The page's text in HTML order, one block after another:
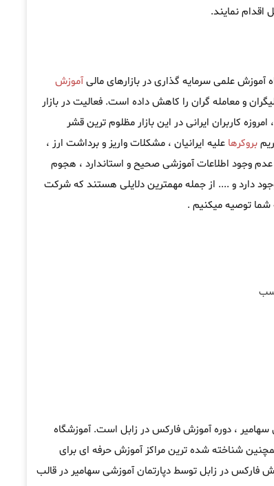
نمایند.
آموزش علمی سرمایه گذاری در بازارهای مالیآموزش
و معامله گران را کاهش داده است. فعالیت در بازار
کاربران ایرانی در این بازار مظلوم ترین قشر
بروکرها علیه ایرانیان ، مشکلات واریز و برداشت ارز ،
وجود اطلاعات آموزشی صحیح و استاندارد ، هجوم
دارد و .... از جمله مهمترین دلایلی هستند که شرکت
شما توصیه میکنیم .
، دوره آموزش فارکس در زابل است. آموزشگاه
شناخته شده ترین مراکز آموزش حرفه ای برای
فارکس در زابل توسط دپارتمان آموزشی سهامیر در قالب